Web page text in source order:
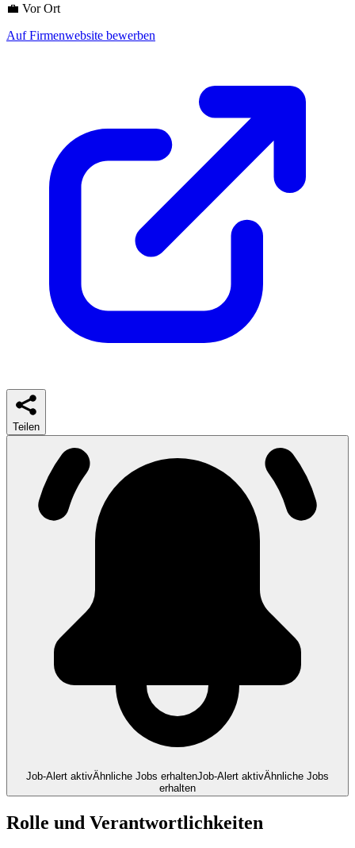
💼 Vor Ort
Auf Firmenwebsite bewerben
Teilen
Job-Alert aktivÄhnliche Jobs erhaltenJob-Alert aktivÄhnliche Jobs
erhalten
Rolle und Verantwortlichkeiten